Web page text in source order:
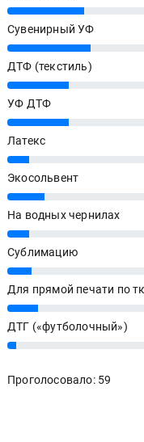
25%
Сувенирный УФ
27%
ДТФ (текстиль)
20%
УФ ДТФ
20%
Латекс
7%
Экосольвент
12%
На водных чернилах
7%
Сублимацию
8%
Для прямой печати по
10%
ДТГ («футболочный»)
3%
Проголосовало: 59